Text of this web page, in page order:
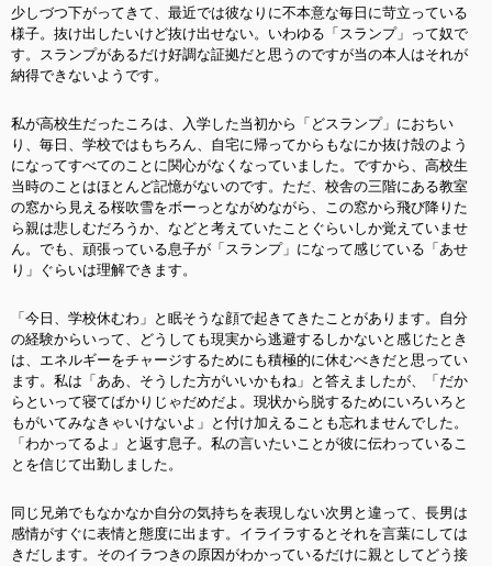
少しづつ下がってきて、最近では彼なりに不本意な毎日に苛立っている
様子。抜け出したいけど抜け出せない。いわゆる「スランプ」って奴で
す。スランプがあるだけ好調な証拠だと思うのですが当の本人はそれが
納得できないようです。
私が高校生だったころは、入学した当初から「どスランプ」におちい
り、毎日、学校ではもちろん、自宅に帰ってからもなにか抜け殻のよう
になってすべてのことに関心がなくなっていました。ですから、高校生
当時のことはほとんど記憶がないのです。ただ、校舎の三階にある教室
の窓から見える桜吹雪をボーっとながめながら、この窓から飛び降りた
ら親は悲しむだろうか、などと考えていたことぐらいしか覚えていませ
ん。でも、頑張っている息子が「スランプ」になって感じている「あせ
り」ぐらいは理解できます。
「今日、学校休むわ」と眠そうな顔で起きてきたことがあります。自分
の経験からいって、どうしても現実から逃避するしかないと感じたとき
は、エネルギーをチャージするためにも積極的に休むべきだと思ってい
ます。私は「ああ、そうした方がいいかもね」と答えましたが、「だか
らといって寝てばかりじゃだめだよ。現状から脱するためにいろいろと
もがいてみなきゃいけないよ」と付け加えることも忘れませんでした。
「わかってるよ」と返す息子。私の言いたいことが彼に伝わっているこ
とを信じて出勤しました。
同じ兄弟でもなかなか自分の気持ちを表現しない次男と違って、長男は
感情がすぐに表情と態度に出ます。イライラするとそれを言葉にしては
きだします。そのイラつきの原因がわかっているだけに親としてどう接